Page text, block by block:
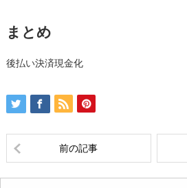
まとめ
後払い決済現金化
前の記事